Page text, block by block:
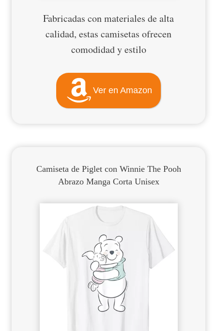
Fabricadas con materiales de alta
calidad, estas camisetas ofrecen
comodidad y estilo
Ver en Amazon
Camiseta de Piglet con Winnie The Pooh
Abrazo Manga Corta Unisex